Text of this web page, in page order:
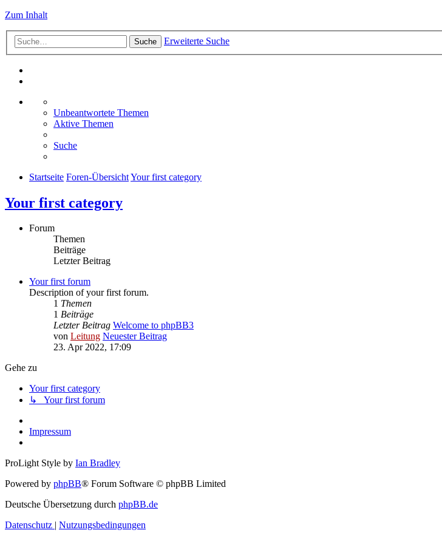
Zum Inhalt
Suche Erweiterte Suche
Unbeantwortete Themen
Aktive Themen
Suche
Startseite Foren-ÜbersichtYour first category
Your first category
Forum
Themen
Beiträge
Letzter Beitrag
Your first forum
Description of your first forum.
1 Themen
1 Beiträge
Letzter Beitrag Welcome to phpBB3
von Leitung Neuester Beitrag
23. Apr 2022, 17:09
Gehe zu
Your first category
↳ Your first forum
Impressum
ProLight Style by Ian Bradley
Powered by phpBB® Forum Software © phpBB Limited
Deutsche Übersetzung durch phpBB.de
Datenschutz | Nutzungsbedingungen